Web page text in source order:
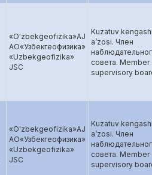
«O'zbekgeofizika»AJ
AO«Узбекгеофизика»
«Uzbekgeofizika»
JSC
Kuzatuv
a’zosi. Член
совета. Member
supervisory
«O'zbekgeofizika»AJ
AO«Узбекгеофизика»
«Uzbekgeofizika»
JSC
Kuzatuv
a’zosi. Член
совета. Member
supervisory